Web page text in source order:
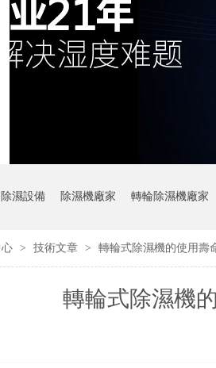
除濕設備 除濕機廠家 轉輪除濕機廠家
> 技術文章 > 轉輪式除濕機的使用壽
轉輪式除濕機